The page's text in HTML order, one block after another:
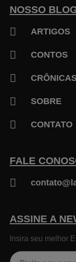
k
-
NOSSO
ARTIGOS
CONTOS
SOBRE
CONTATO
FALE
ASSINE A
Insira seu melhor
Nome